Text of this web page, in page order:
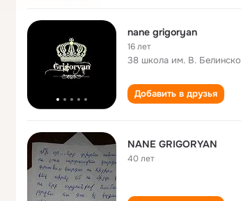
nane grigoryan
16 лет
38 школа им. В.
Добавить в друзья
NANE GRIGORYAN
40 лет